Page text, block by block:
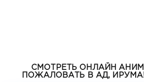
СМОТРЕТЬ ОНЛАЙН
ПОЖАЛОВАТЬ В АД, ИРУМА!